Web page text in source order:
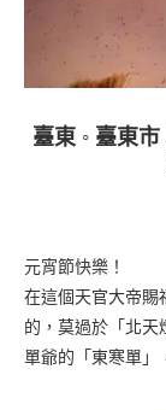
臺東 ◦ 臺東
元宵節快樂！
在這個天官大帝賜
的，莫過於「北天
單爺的「東寒單」